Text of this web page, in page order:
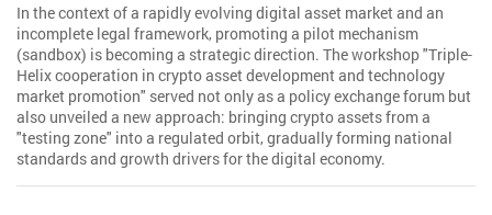
In the context of a rapidly evolving digital asset market and an
incomplete legal framework, promoting a pilot mechanism
(sandbox) is becoming a strategic direction. The workshop "Triple-
Helix cooperation in crypto asset development and technology
market promotion" served not only as a policy exchange forum but
also unveiled a new approach: bringing crypto assets from a
"testing zone" into a regulated orbit, gradually forming national
standards and growth drivers for the digital economy.